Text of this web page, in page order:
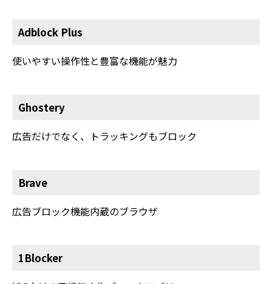
Adblock Plus
使いやすい操作性と豊富な機能が魅力
Ghostery
広告だけでなく、トラッキングもブロック
Brave
広告ブロック機能内蔵のブラウザ
1Blocker